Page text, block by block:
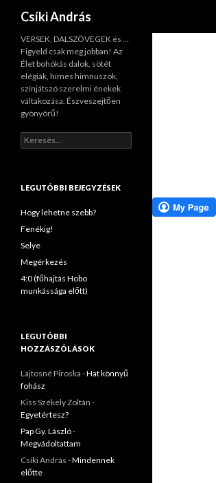
Csíki András
VERSEK, DALSZÖVEGEK és …
Figyeld csak meg jobban! Az
Élet bohókás dalok, sötét
elégiák, hímes himnuszok,
színjátszó szerelmi énekek
váltakozása. Észveszejtően
gyönyörű!
K
e
s
s
:
LEGUTÓBBI BEJEGYZÉSEK
Hogy lehetne szebb?
Fenékig!
Selye
Megérkezés
4:0 (főhajtás Hobo
munkássága előtt)
LEGUTÓBBI
HOZZÁSZÓLÁSOK
Lajtosné Piroska -Hat könnyű
fohász
Kiss Székely Zoltán -
Egyetértesz?
Pap Gy. László-
Megvádoltattam
Csíki András -Mindennek
előtte